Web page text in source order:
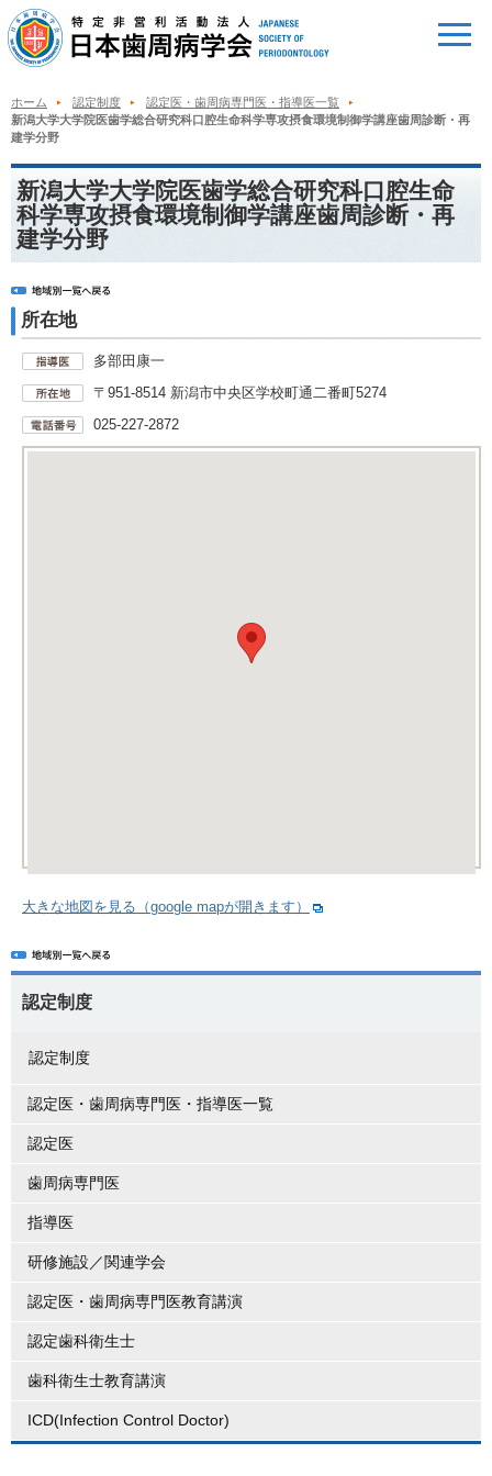
ホーム 認定制度
認定医・歯周病専門医・指導医一覧
新潟大学大学院医歯学総合研究科口腔生命科学専攻摂食環境制御学講座歯周診断・再
建学分野
新潟大学大学院医歯学総合研究科口腔生命
科学専攻摂食環境制御学講座歯周診断・再
建学分野
所在地
多部田康一
〒951-8514 新潟市中央区学校町通二番町5274
025-227-2872
大きな地図を見る（google mapが開きます）
認定制度
認定制度
認定医・歯周病専門医・指導医一覧
認定医
歯周病専門医
指導医
研修施設／関連学会
認定医・歯周病専門医教育講演
認定歯科衛生士
歯科衛生士教育講演
ICD(Infection Control Doctor)